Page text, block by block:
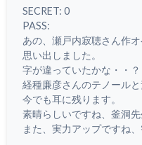
SECRET: 0
PASS:
あの、瀬戸内寂聴さん作
思い出しました。
字が違っていたかな・・？
経種廉彦さんのテノール
今でも耳に残ります。
素晴らしいですね、釜洞
また、実力アップですね、